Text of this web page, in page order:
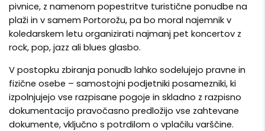
pivnice, z namenom popestritve turistične ponudbe na
plaži in v samem Portorožu, pa bo moral najemnik v
koledarskem letu organizirati najmanj pet koncertov z
rock, pop, jazz ali blues glasbo.
V postopku zbiranja ponudb lahko sodelujejo pravne in
fizične osebe – samostojni podjetniki posamezniki, ki
izpolnjujejo vse razpisane pogoje in skladno z razpisno
dokumentacijo pravočasno predložijo vse zahtevane
dokumente, vključno s potrdilom o vplačilu varščine.